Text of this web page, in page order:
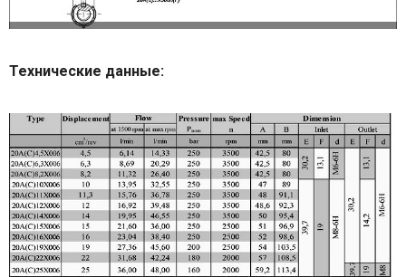
Технические данные: